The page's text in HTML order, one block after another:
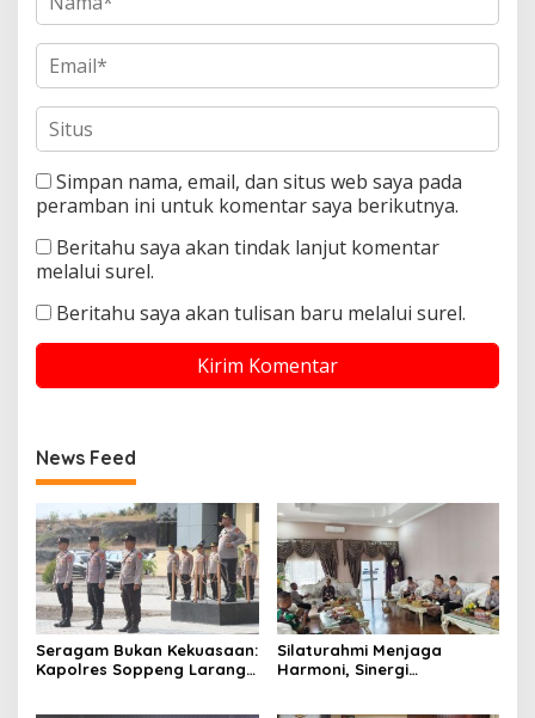
Simpan nama, email, dan situs web saya pada
peramban ini untuk komentar saya berikutnya.
Beritahu saya akan tindak lanjut komentar
melalui surel.
Beritahu saya akan tulisan baru melalui surel.
News Feed
Seragam Bukan Kekuasaan:
Kapolres Soppeng Larang
Silaturahmi Menjaga
Harmoni, Sinergi